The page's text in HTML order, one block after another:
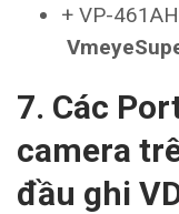
+ VP-
7. Các
camera
đầu ghi